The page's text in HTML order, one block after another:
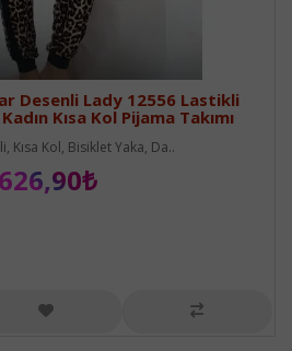
Desenli Lady 12556 Lastikli
Kısa Kol Pijama Takımı
Kısa Kol, Bisiklet Yaka, Da..
626,90₺